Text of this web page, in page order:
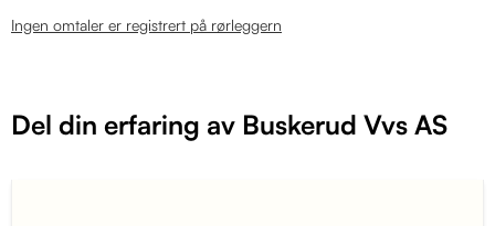
Ingen omtaler er registrert på rørleggern
Del din erfaring av Buskerud Vvs AS